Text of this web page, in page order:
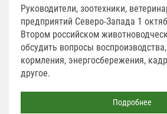
Руководители, зоотехники,
предприятий Северо-Запада 1
Втором российском
обсудить вопросы
кормления, энергосбережения,
другое.
Подробнее